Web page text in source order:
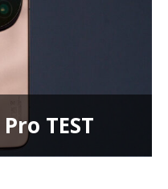
TEST